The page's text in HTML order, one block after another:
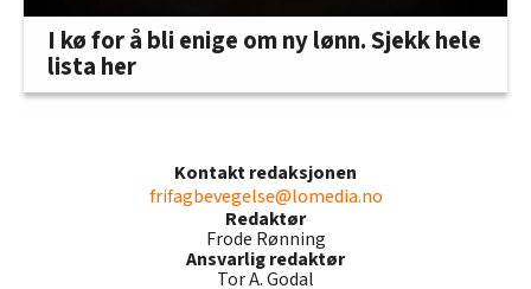
I kø for å bli enige om ny lønn. Sjekk hele
lista her
Kontakt redaksjonen
frifagbevegelse@lomedia.no
Redaktør
Frode Rønning
Ansvarlig redaktør
Tor A. Godal